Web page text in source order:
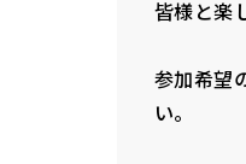
皆様と楽
参加希望
い。